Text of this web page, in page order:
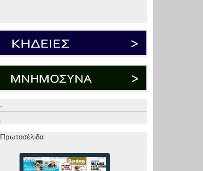
.
.
Πρωτοσέλιδα